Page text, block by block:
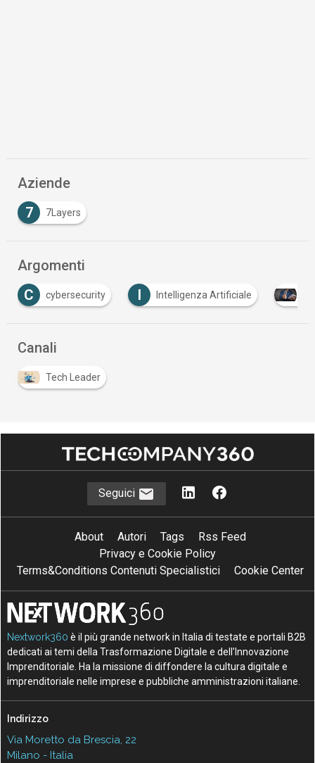
Aziende
7
7Layers
Argomenti
I
Intelligenza Artificiale Interviste TLC
Canali
Tech Leader
Seguici
About Autori Tags
Rss Feed
Privacy e Cookie Policy
Terms&Conditions Contenuti Specialistici
Cookie Center
Nextwork360 è il più grande network in Italia di testate e portali B2B
dedicati ai temi della Trasformazione Digitale e dell’Innovazione
Imprenditoriale. Ha la missione di diffondere la cultura digitale e
imprenditoriale nelle imprese e pubbliche amministrazioni italiane.
Indirizzo
Via Moretto da Brescia, 22
Milano - Italia